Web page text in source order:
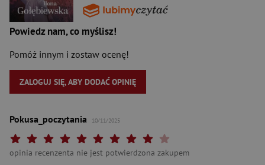
Powiedz nam, co myślisz!
Pomóż innym i zostaw ocenę!
ZALOGUJ SIĘ, ABY DODAĆ OPINIĘ
Pokusa_poczytania 10/11/2025
Twoja ocena: Arcydzieło
Twoja ocena: Wybitna 9/10"
Twoja ocena: Rewelacyjna 8/10"
Twoja ocena: Bardzo dobra 7/10"
Twoja ocena: Dobra 6/10"
Twoja ocena: Przeciętna 5/10"
Twoja ocena: Może być 4/10"
Twoja ocena: Słaba 3/10"
Twoja ocena: Bardzo słaba 2/10"
Twoja ocena: Beznadziejna 1/10"
opinia recenzenta nie jest potwierdzona zakupem